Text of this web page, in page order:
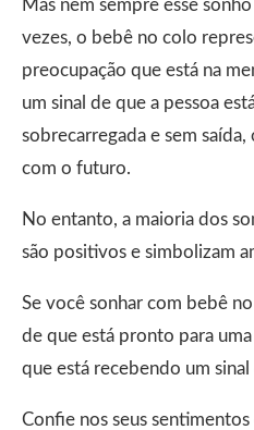
Mas nem sempre esse
vezes, o bebê no colo
preocupação que está na
um sinal de que a pessoa
sobrecarregada e sem
com o futuro.
No entanto, a maioria dos
são positivos e simbolizam
Se você sonhar com bebê
de que está pronto para
que está recebendo um
Confie nos seus